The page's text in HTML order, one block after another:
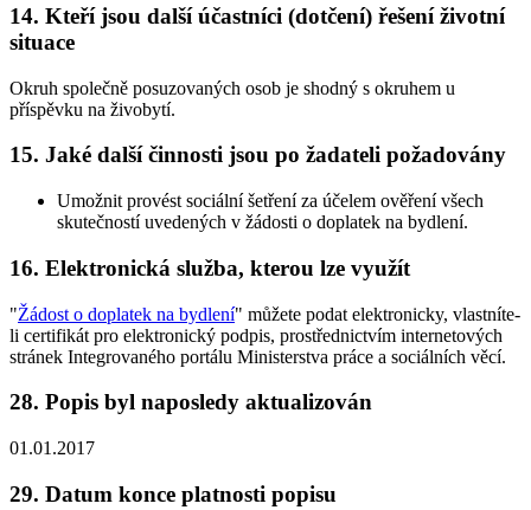
14. Kteří jsou další účastníci (dotčení) řešení životní
situace
Okruh společně posuzovaných osob je shodný s okruhem u
příspěvku na živobytí.
15. Jaké další činnosti jsou po žadateli požadovány
Umožnit provést sociální šetření za účelem ověření všech
skutečností uvedených v žádosti o doplatek na bydlení.
16. Elektronická služba, kterou lze využít
"Žádost o doplatek na bydlení" můžete podat elektronicky, vlastníte-
li certifikát pro elektronický podpis, prostřednictvím internetových
stránek Integrovaného portálu Ministerstva práce a sociálních věcí.
28. Popis byl naposledy aktualizován
01.01.2017
29. Datum konce platnosti popisu